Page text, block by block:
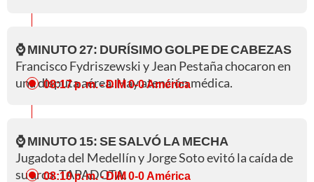
⌚ MINUTO 27: DURÍSIMO GOLPE DE CABEZAS
Francisco Fydriszewski y Jean Pestaña chocaron en
una disputa aérea. Hay atención médica.
08:17 p. m.- DIM 0-0 América
⌚ MINUTO 15: SE SALVÓ LA MECHA
Jugadota del Medellín y Jorge Soto evitó la caída de
su arco. TAPADOTA.
08:10 p. m.- DIM 0-0 América